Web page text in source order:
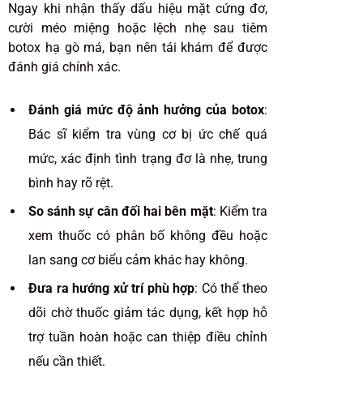
Ngay khi nhận thấy dấu hiệu mặt cứng đơ,
cười méo miệng hoặc lệch nhẹ sau tiêm
botox hạ gò má, bạn nên tái khám để được
đánh giá chính xác.
Đánh giá mức độ ảnh hưởng của botox:
Bác sĩ kiểm tra vùng cơ bị ức chế quá
mức, xác định tình trạng đơ là nhẹ, trung
bình hay rõ rệt.
So sánh sự cân đối hai bên mặt: Kiểm tra
xem thuốc có phân bố không đều hoặc
lan sang cơ biểu cảm khác hay không.
Đưa ra hướng xử trí phù hợp: Có thể theo
dõi chờ thuốc giảm tác dụng, kết hợp hỗ
trợ tuần hoàn hoặc can thiệp điều chỉnh
nếu cần thiết.